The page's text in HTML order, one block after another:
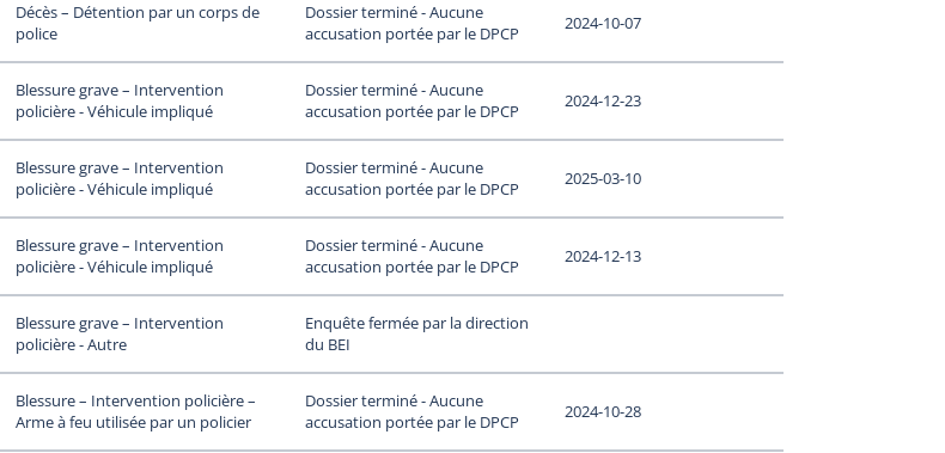
Décès – Détention par un corps de
police
Dossier terminé - Aucune
accusation portée par le DPCP
2024-10-07
Blessure grave – Intervention
policière - Véhicule impliqué
Dossier terminé - Aucune
accusation portée par le DPCP
2024-12-23
Blessure grave – Intervention
policière - Véhicule impliqué
Dossier terminé - Aucune
accusation portée par le DPCP
2025-03-10
Blessure grave – Intervention
policière - Véhicule impliqué
Dossier terminé - Aucune
accusation portée par le DPCP
2024-12-13
Blessure grave – Intervention
policière - Autre
Enquête fermée par la direction
du BEI
Blessure – Intervention policière –
Arme à feu utilisée par un policier
Dossier terminé - Aucune
accusation portée par le DPCP
2024-10-28